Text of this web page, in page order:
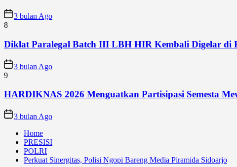
3 bulan Ago
8
Diklat Paralegal Batch III LBH HIR Kembali Digelar di
3 bulan Ago
9
HARDIKNAS 2026 Menguatkan Partisipasi Semesta
3 bulan Ago
Home
PRESISI
POLRI
Perkuat Sinergitas, Polisi Ngopi Bareng Media Piramida Sidoarjo